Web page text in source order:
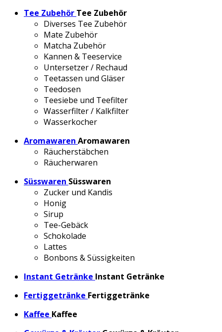
Tee Zubehör Tee Zubehör
Diverses Tee Zubehör
Mate Zubehör
Matcha Zubehör
Kannen & Teeservice
Untersetzer / Rechaud
Teetassen und Gläser
Teedosen
Teesiebe und Teefilter
Wasserfilter / Kalkfilter
Wasserkocher
Aromawaren Aromawaren
Räucherstäbchen
Räucherwaren
Süsswaren Süsswaren
Zucker und Kandis
Honig
Sirup
Tee-Gebäck
Schokolade
Lattes
Bonbons & Süssigkeiten
Instant Getränke Instant Getränke
Fertiggetränke Fertiggetränke
Kaffee Kaffee